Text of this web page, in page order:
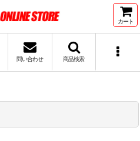
カート
問い合わせ 商品検索